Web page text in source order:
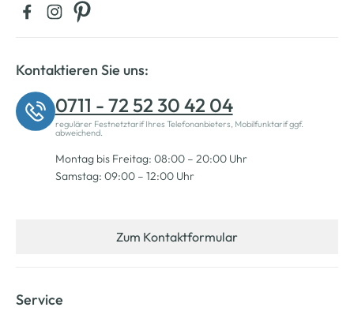
Kontaktieren Sie uns:
0711 - 72 52 30 42 04
regulärer Festnetztarif Ihres Telefonanbieters, Mobilfunktarif ggf.
abweichend.
Montag bis Freitag: 08:00 – 20:00 Uhr
Samstag: 09:00 – 12:00 Uhr
Zum Kontaktformular
Service